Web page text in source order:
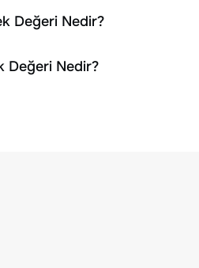
Değeri Nedir?
Değeri Nedir?